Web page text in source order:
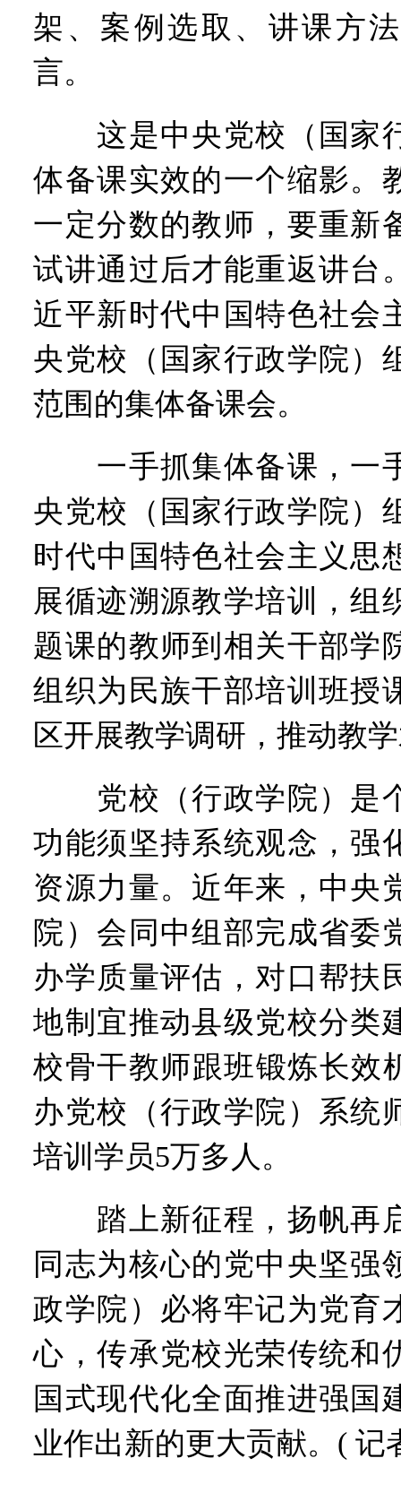
架、案例选取、讲课方
言。
这是中央党校（国家
体备课实效的一个缩影。
一定分数的教师，要重新
试讲通过后才能重返讲台
近平新时代中国特色社会
央党校（国家行政学院）
范围的集体备课会。
一手抓集体备课，一
央党校（国家行政学院）
时代中国特色社会主义思
展循迹溯源教学培训，组
题课的教师到相关干部学
组织为民族干部培训班授
区开展教学调研，推动教
党校（行政学院）是
功能须坚持系统观念，强
资源力量。近年来，中央
院）会同中组部完成省委
办学质量评估，对口帮扶
地制宜推动县级党校分类
校骨干教师跟班锻炼长效
办党校（行政学院）系统
培训学员5万多人。
踏上新征程，扬帆再
同志为核心的党中央坚强
政学院）必将牢记为党育
心，传承党校光荣传统和
国式现代化全面推进强国
业作出新的更大贡献。( 记